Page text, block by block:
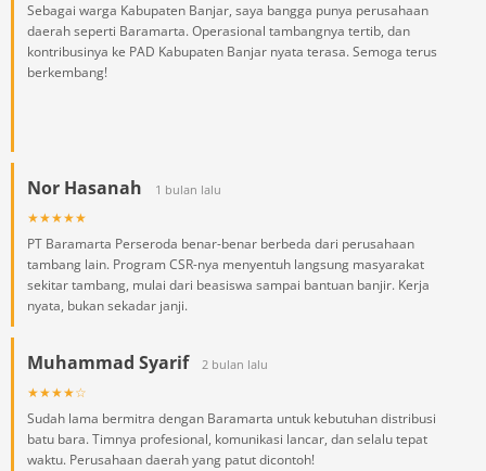
Sebagai warga Kabupaten Banjar, saya bangga punya perusahaan
daerah seperti Baramarta. Operasional tambangnya tertib, dan
kontribusinya ke PAD Kabupaten Banjar nyata terasa. Semoga terus
berkembang!
Nor Hasanah 1 bulan lalu
★★★★★
PT Baramarta Perseroda benar-benar berbeda dari perusahaan
tambang lain. Program CSR-nya menyentuh langsung masyarakat
sekitar tambang, mulai dari beasiswa sampai bantuan banjir. Kerja
nyata, bukan sekadar janji.
Muhammad Syarif 2 bulan lalu
★★★★☆
Sudah lama bermitra dengan Baramarta untuk kebutuhan distribusi
batu bara. Timnya profesional, komunikasi lancar, dan selalu tepat
waktu. Perusahaan daerah yang patut dicontoh!